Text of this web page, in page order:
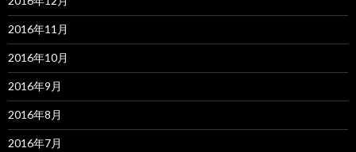
2016年11月
2016年10月
2016年9月
2016年8月
2016年7月